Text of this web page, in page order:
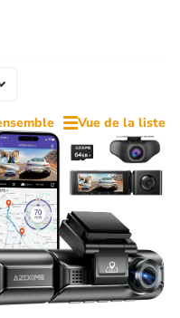
de surveillance lorsque ta
avec caméra arrière
tu peux placer sur la
dashcam est équipée d'un
de recul. Filtre les
pour afficher les
de recul pour ta Dacia.
Vue de la liste